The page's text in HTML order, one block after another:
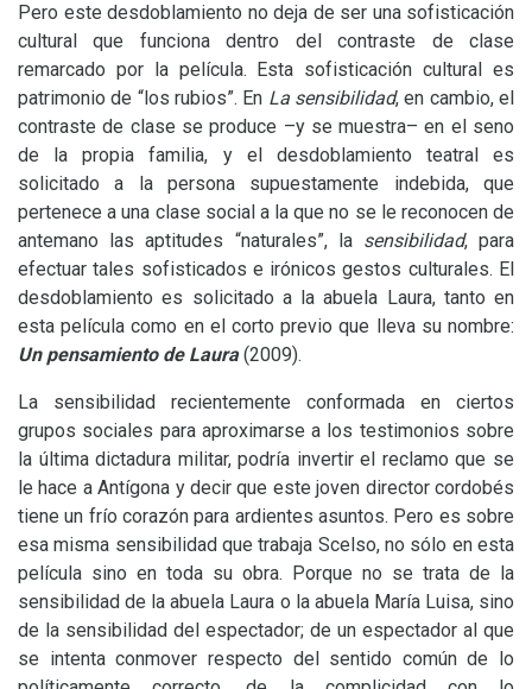
Pero este desdoblamiento no deja de ser una sofisticación
cultural que funciona dentro del contraste de clase
remarcado por la película. Esta sofisticación cultural es
patrimonio de “los rubios”. En La sensibilidad, en cambio, el
contraste de clase se produce –y se muestra– en el seno
de la propia familia, y el desdoblamiento teatral es
solicitado a la persona supuestamente indebida, que
pertenece a una clase social a la que no se le reconocen de
antemano las aptitudes “naturales”, la sensibilidad, para
efectuar tales sofisticados e irónicos gestos culturales. El
desdoblamiento es solicitado a la abuela Laura, tanto en
esta película como en el corto previo que lleva su nombre:
Un pensamiento de Laura (2009).
La sensibilidad recientemente conformada en ciertos
grupos sociales para aproximarse a los testimonios sobre
la última dictadura militar, podría invertir el reclamo que se
le hace a Antígona y decir que este joven director cordobés
tiene un frío corazón para ardientes asuntos. Pero es sobre
esa misma sensibilidad que trabaja Scelso, no sólo en esta
película sino en toda su obra. Porque no se trata de la
sensibilidad de la abuela Laura o la abuela María Luisa, sino
de la sensibilidad del espectador; de un espectador al que
se intenta conmover respecto del sentido común de lo